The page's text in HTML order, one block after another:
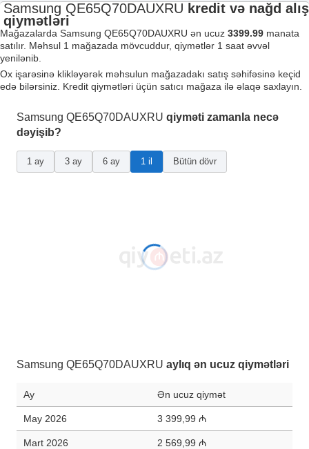
Samsung QE65Q70DAUXRU kredit və nağd alış
qiymətləri
Mağazalarda Samsung QE65Q70DAUXRU ən ucuz 3399.99 manata
satılır. Məhsul 1 mağazada mövcuddur, qiymətlər 1 saat əvvəl
yenilənib.
Ox işarəsinə klikləyərək məhsulun mağazadakı satış səhifəsinə keçid
edə bilərsiniz. Kredit qiymətləri üçün satıcı mağaza ilə əlaqə saxlayın.
Samsung QE65Q70DAUXRU qiyməti zamanla necə
dəyişib?
1 ay 3 ay 6 ay 1 il Bütün dövr
Samsung QE65Q70DAUXRU aylıq ən ucuz qiymətləri
Ay Ən ucuz qiymət
May 2026 3 399,99 ₼
Mart 2026 2 569,99 ₼